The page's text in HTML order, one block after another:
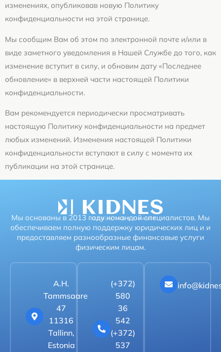
изменениях, опубликовав новую Политику
конфиденциальности на этой странице.
Мы сообщим Вам об этом по электронной почте и/или в
виде заметного уведомления в Нашей Службе до того, как
изменение вступит в силу, и обновим дату «Последнее
обновление» в верхней части настоящей Политики
конфиденциальности.
Вам рекомендуется периодически просматривать
настоящую Политику конфиденциальности на предмет
любых изменений. Изменения настоящей Политики
конфиденциальности вступают в силу с момента их
публикации на этой странице.
Мы основаны в 2013 году командой специалистов. Мы
обеспечиваем полную поддержку юридических лиц и и
предоставляем разнообразные финансовые услуги
физическим лицам.
A.H.
Tammsaare
47
11316
Tallinn,
Estonia
(+372)
580
36
542
(+372)
537